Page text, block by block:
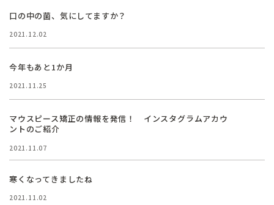
口の中の菌、気にしてますか？
2021.12.02
今年もあと1か月
2021.11.25
マウスピース矯正の情報を発信！ インスタグラムアカウ
ントのご紹介
2021.11.07
寒くなってきましたね
2021.11.02